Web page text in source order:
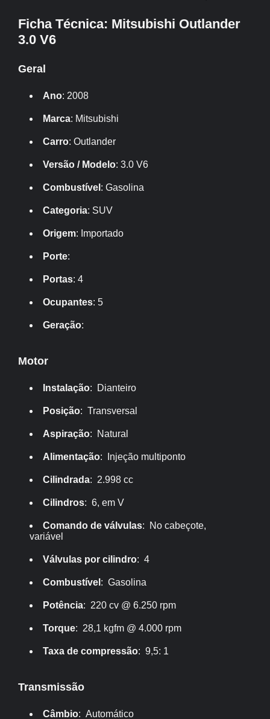
Ficha Técnica: Mitsubishi Outlander
3.0 V6
Geral
Ano: 2008
Marca: Mitsubishi
Carro: Outlander
Versão / Modelo: 3.0 V6
Combustível : Gasolina
Categoria: SUV
Origem: Importado
Porte:
Portas: 4
Ocupantes: 5
Geração:
Motor
Instalação: Dianteiro
Posição: Transversal
Aspiração: Natural
Alimentação: Injeção multiponto
Cilindrada: 2.998 cc
Cilindros: 6, em V
Comando de válvulas: No cabeçote,
variável
Válvulas por cilindro: 4
Combustível : Gasolina
Potência: 220 cv @ 6.250 rpm
Torque: 28,1 kgfm @ 4.000 rpm
Taxa de compressão: 9,5: 1
Transmissão
Câmbio: Automático